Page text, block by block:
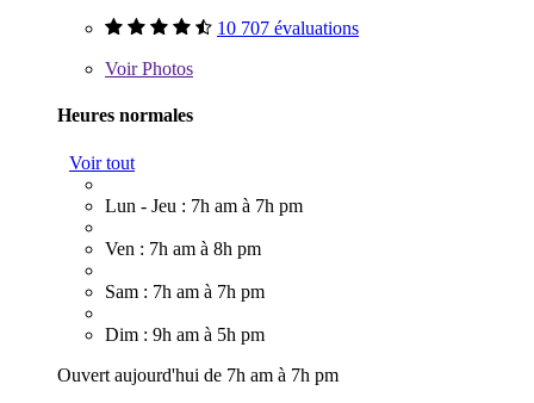
10 707 évaluations
VoirPhotos
Heures normales
Voir tout
Lun - Jeu : 7h am à 7h pm
Ven : 7h am à 8h pm
Sam : 7h am à 7h pm
Dim : 9h am à 5h pm
Ouvert aujourd'hui de 7h am à 7h pm